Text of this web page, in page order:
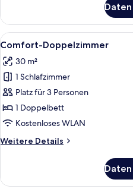
Einzelzimmer,
Doppelbett
Daten
Alle
Fotos
für
Comfort-
Doppelzimmer
anzeigen
5
Comfort-Doppelzimmer
30 m²
1 Schlafzimmer
Platz für 3 Personen
1 Doppelbett
Kostenloses WLAN
Weitere Details
Weitere
Doppelzimmer
Daten